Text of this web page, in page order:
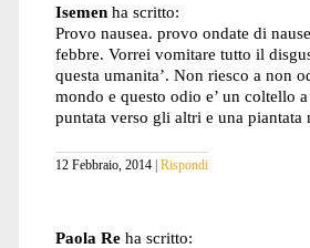
Isemen ha scritto:
Provo nausea. provo ondate di
febbre. Vorrei vomitare tutto il
questa umanita’. Non riesco a non
mondo e questo odio e’ un coltello
puntata verso gli altri e una piantata
12 Febbraio, 2014 Rispondi
Paola Re ha scritto: